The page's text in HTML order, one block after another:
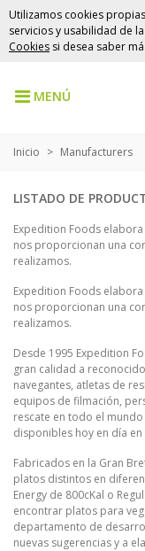
Utilizamos cookies
servicios y usabilidad de
Cookies si desea saber
MENÚ
Inicio > Manufacturers
LISTADO DE
Expedition Foods
nos proporcionan una
realizamos.
Expedition Foods
nos proporcionan una
realizamos.
Desde 1995 Expedition
gran calidad a
navegantes, atletas de
equipos de filmación,
rescate en todo el
disponibles hoy en día
Fabricados en la Gran
platos distintos en
Energy de 800cKal o
encontrar platos para
departamento de
nuevas sugerencias y a